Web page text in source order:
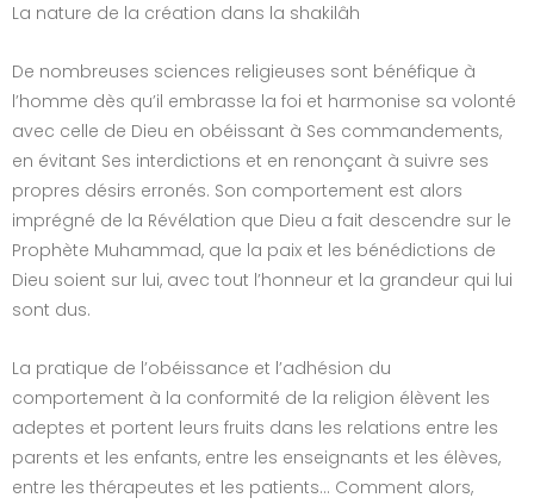
La nature de la création dans la shakilâh
De nombreuses sciences religieuses sont bénéfique à
l’homme dès qu’il embrasse la foi et harmonise sa volonté
avec celle de Dieu en obéissant à Ses commandements,
en évitant Ses interdictions et en renonçant à suivre ses
propres désirs erronés. Son comportement est alors
imprégné de la Révélation que Dieu a fait descendre sur le
Prophète Muhammad, que la paix et les bénédictions de
Dieu soient sur lui, avec tout l’honneur et la grandeur qui lui
sont dus.
La pratique de l’obéissance et l’adhésion du
comportement à la conformité de la religion élèvent les
adeptes et portent leurs fruits dans les relations entre les
parents et les enfants, entre les enseignants et les élèves,
entre les thérapeutes et les patients… Comment alors,